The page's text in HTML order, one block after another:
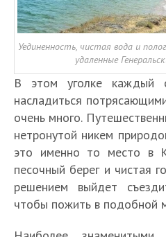
Уединенность, чистая вода и
удаленные
В этом уголке каждый
насладиться
очень много.
нетронутой никем
это именно то место в
песочный берег и чистая
решением выйдет
чтобы пожить в подобной